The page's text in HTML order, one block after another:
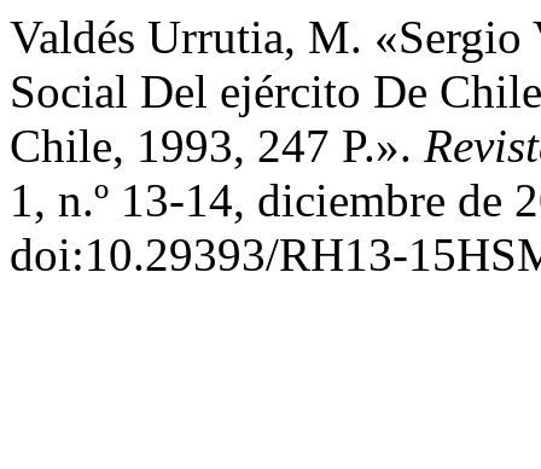
Valdés Urrutia, M.
Social Del ejército De
Chile, 1993, 247 P.».
1, n.º 13-14, diciembre de
doi:10.29393/RH13-